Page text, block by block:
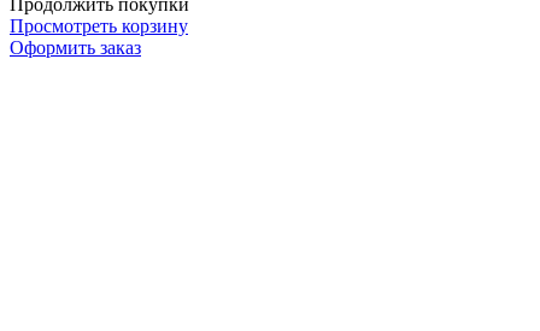
Просмотреть корзину
Оформить заказ